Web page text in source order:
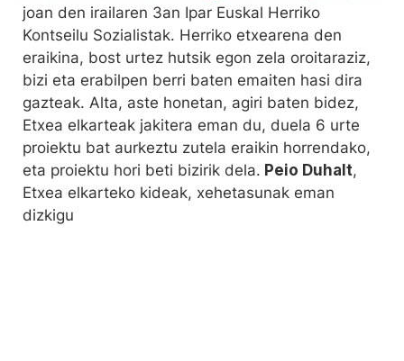
joan den irailaren 3an Ipar Euskal Herriko
Kontseilu Sozialistak. Herriko etxearena den
eraikina, bost urtez hutsik egon zela oroitaraziz,
bizi eta erabilpen berri baten emaiten hasi dira
gazteak. Alta, aste honetan, agiri baten bidez,
Etxea elkarteak jakitera eman du, duela 6 urte
proiektu bat aurkeztu zutela eraikin horrendako,
eta proiektu hori beti bizirik dela. Peio Duhalt,
Etxea elkarteko kideak, xehetasunak eman
dizkigu